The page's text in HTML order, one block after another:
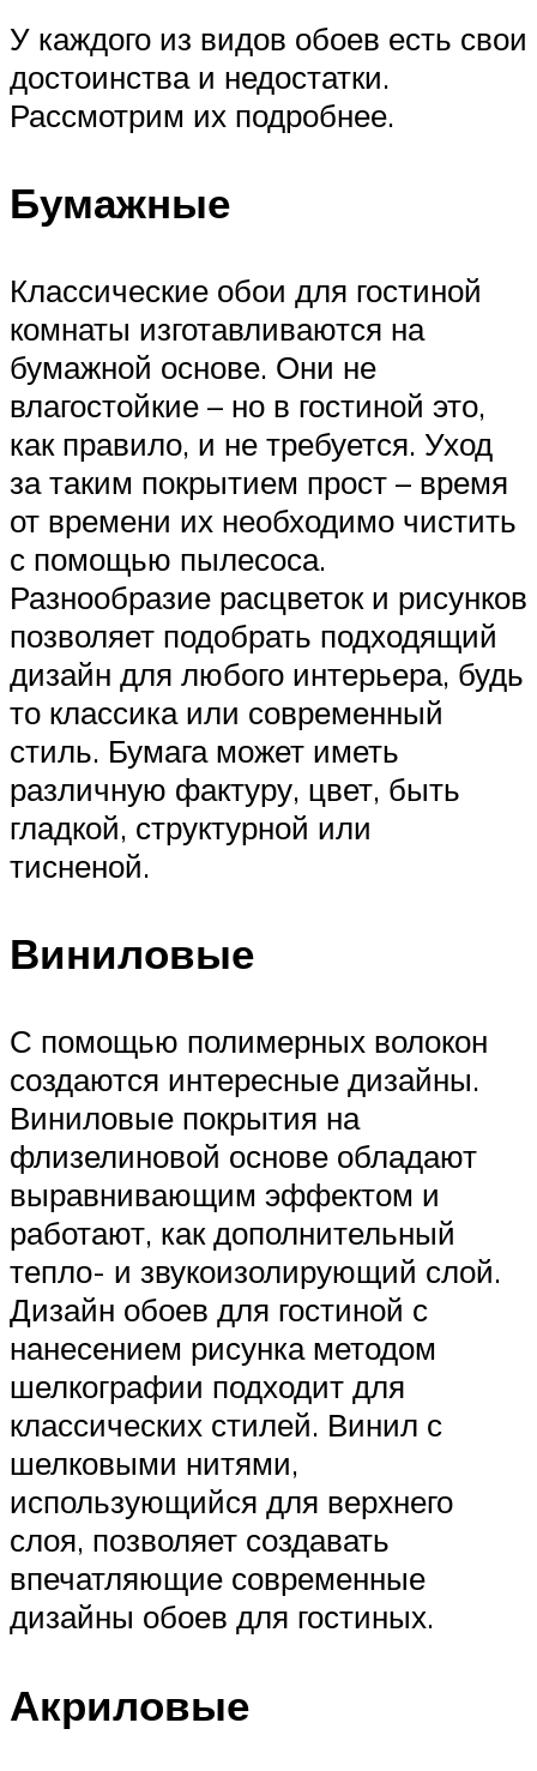
У каждого из видов обоев есть свои
достоинства и недостатки.
Рассмотрим их подробнее.
Бумажные
Классические обои для гостиной
комнаты изготавливаются на
бумажной основе. Они не
влагостойкие – но в гостиной это,
как правило, и не требуется. Уход
за таким покрытием прост – время
от времени их необходимо чистить
с помощью пылесоса.
Разнообразие расцветок и рисунков
позволяет подобрать подходящий
дизайн для любого интерьера, будь
то классика или современный
стиль. Бумага может иметь
различную фактуру, цвет, быть
гладкой, структурной или
тисненой.
Виниловые
С помощью полимерных волокон
создаются интересные дизайны.
Виниловые покрытия на
флизелиновой основе обладают
выравнивающим эффектом и
работают, как дополнительный
тепло- и звукоизолирующий слой.
Дизайн обоев для гостиной с
нанесением рисунка методом
шелкографии подходит для
классических стилей. Винил с
шелковыми нитями,
использующийся для верхнего
слоя, позволяет создавать
впечатляющие современные
дизайны обоев для гостиных.
Акриловые